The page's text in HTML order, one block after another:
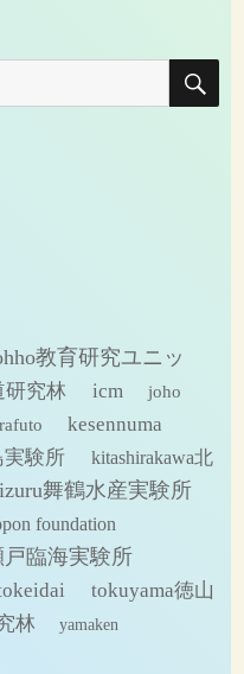
検
教育研究ユニッ
研究林 icm joho
kesennuma
実験所
kitashirakawa北
舞鶴水産実験所
foundation
戸臨海実験所
tokuyama徳山
林
yamaken